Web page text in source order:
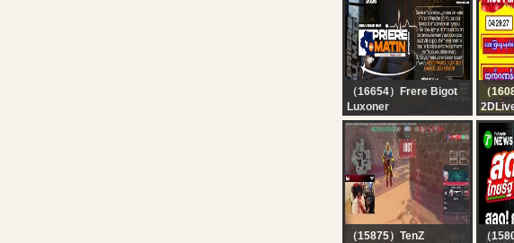
DIEU NE CHANGE PAS
|| 07 AOÛT 2026 || PLM
AMEN 3 FOIS...
（16654）Frere Bigot
Luxoner
PRIERE DU MATIN 07
AOUT 2026 - VEYE
PAWOL NAN BOUCHE
MWEN SEIGNEUR. -
FRERE BIGOT
LUXONER
（
2D
PM |
（15875）TenZ
（